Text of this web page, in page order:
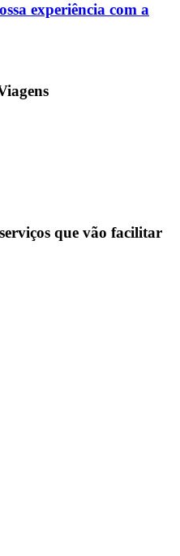
experiência com a
que vão facilitar